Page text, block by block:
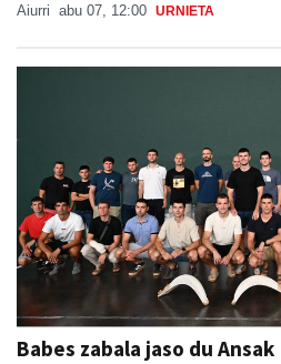
Aiurri abu 07, 12:00 URNIETA
Babes zabala jaso du Ansak